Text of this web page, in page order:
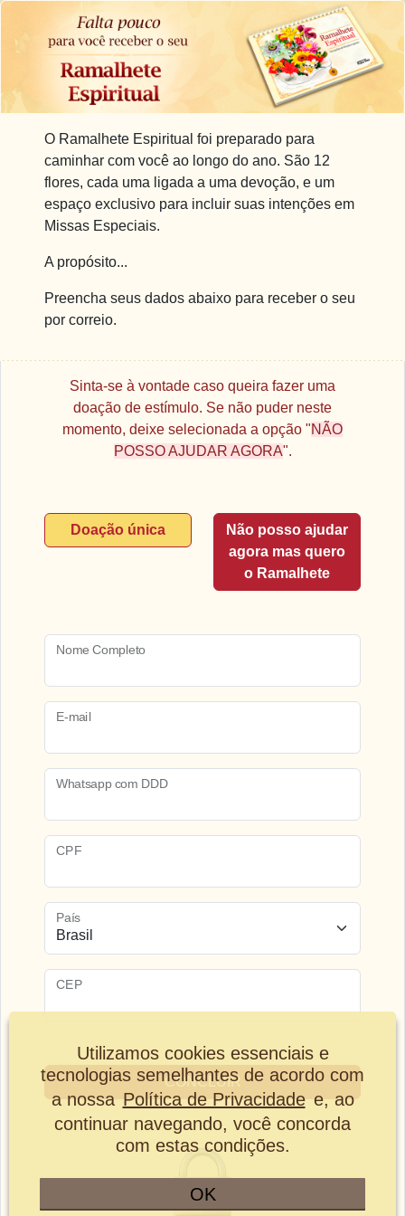
Utilizamos cookies essenciais e
tecnologias semelhantes de acordo com
a nossa Política de Privacidade e, ao
continuar navegando, você concorda
com estas condições.
OK
O Ramalhete Espiritual foi preparado para
caminhar com você ao longo do ano. São 12
flores, cada uma ligada a uma devoção, e um
espaço exclusivo para incluir suas intenções em
Missas Especiais.
A propósito...
Preencha seus dados abaixo para receber o seu
por correio.
Sinta-se à vontade caso queira fazer uma
doação de estímulo. Se não puder neste
momento, deixe selecionada a opção "NÃO
POSSO AJUDAR AGORA".
Doação única
Não posso ajudar
agora mas quero
o Ramalhete
Nome Completo
E-mail
Whatsapp com DDD
CPF
País
CEP
CONCLUIR